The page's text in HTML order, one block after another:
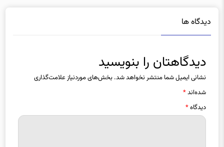
نشانی ایمیل شما منتشر نخواهد شد.بخش‌های موردنیاز علامت‌گذاری
شده‌اند*
دیدگاه*